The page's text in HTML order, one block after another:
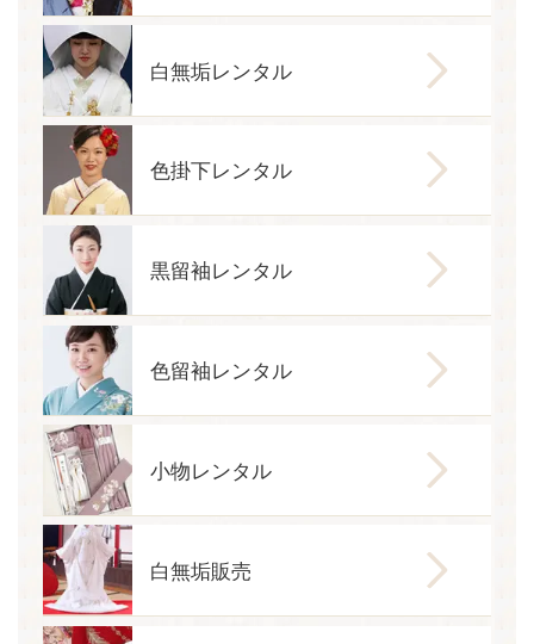
白無垢レンタル
色掛下レンタル
黒留袖レンタル
色留袖レンタル
小物レンタル
白無垢販売